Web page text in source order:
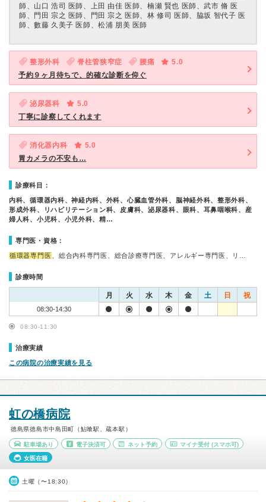
師、山口 浩司 医師、上田 由佳 医師、楠瀬 賢也 医師、武市 脩 医
師、門田 宗之 医師、門田 宗之 医師、林 修司 医師、脇坂 智代子 医
師、數藤 久美子 医師、松浦 朋美 医師
整形外科 脊柱管狭窄症 腰痛
5.0
予約９ヶ月待ちで、的確な診断を仰ぐ
泌尿器科
5.0
丁寧に診察してくれます
消化器内科
5.0
胃カメラの不安も…
診療科目：
内科、循環器内科、神経内科、外科、心臓血管外科、脳神経外科、整形外科、
形成外科、リハビリテーション科、皮膚科、泌尿器科、眼科、耳鼻咽喉科、産
婦人科、小児科、小児外科、精…
専門医・資格：
循環器専門医 、総合内科専門医、総合診療専門医、アレルギー専門医、リ…
診療時間
月 火 水 木 金 土 日 祝
08:30-14:30
08:30-11:30
治療実績
この病院の治療実績を見る
虹の橋病院
徳島県徳島市中島田町（鮎喰駅、蔵本駅）
駐車場あり 電子決済可 ネット予約 マイナ受付 (スマホ可)
女医在籍
土曜（〜18:30）